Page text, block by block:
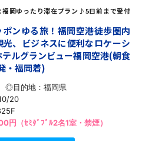
福岡ゆったり滞在プラン♪5日前まで受付
ンゆる旅！福岡空港徒歩圏内
、ビジネスに便利なロケーシ
ルグランビュー福岡空港(朝食
・福岡着)
◎目的地： 福岡県
20
（ｾﾐﾀﾞﾌﾞﾙ2名1室・禁煙）